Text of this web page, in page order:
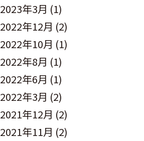
2023年3月 (1)
2022年12月 (2)
2022年10月 (1)
2022年8月 (1)
2022年6月 (1)
2022年3月 (2)
2021年12月 (2)
2021年11月 (2)